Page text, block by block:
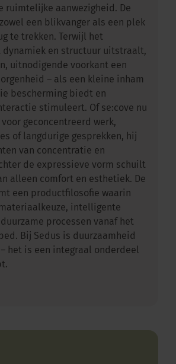
ruimtelijke aanwezigheid. De
een blikvanger als een plek
te trekken. Terwijl het
dynamiek en structuur uitstraalt,
uitnodigende voorkant een
– als een kleine inham
bescherming biedt en
stimuleert. Of se:cove nu
geconcentreerd werk,
of langdurige gesprekken, hij
van concentratie en
de expressieve vorm schuilt
alleen comfort en esthetiek. De
een productfilosofie waarin
intelligente
processen vanaf het
Bij Sedus is duurzaamheid
het is een integraal onderdeel